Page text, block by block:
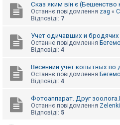
Сказ яким він є (Бешенство
Останнє повідомлення zag «
Відповіді: 7
Учет одичавших и
Останнє повідомлення
Відповіді: 4
Весенний учёт копытных по
Останнє повідомлення
Відповіді: 4
Фотоаппарат. Друг
Останнє повідомлення
Відповіді: 5